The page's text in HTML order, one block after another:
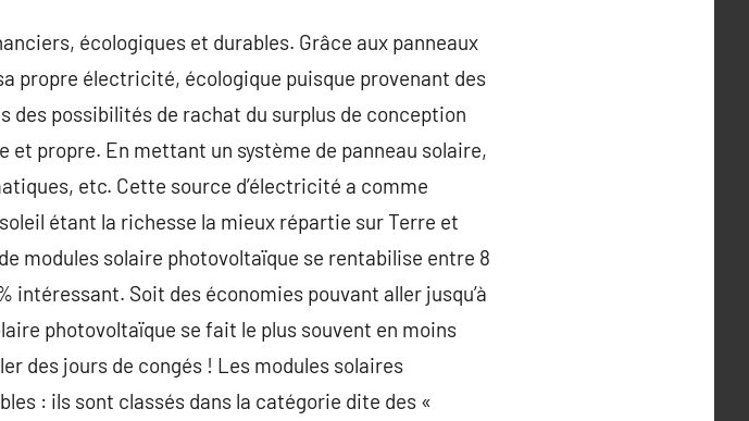
écologiques et durables. Grâce aux panneaux
propre électricité, écologique puisque provenant des
des possibilités de rachat du surplus de conception
et propre. En mettant un système de panneau solaire,
etc. Cette source d’électricité a comme
étant la richesse la mieux répartie sur Terre et
modules solaire photovoltaïque se rentabilise entre 8
intéressant. Soit des économies pouvant aller jusqu’à
photovoltaïque se fait le plus souvent en moins
des jours de congés ! Les modules solaires
: ils sont classés dans la catégorie dite des «